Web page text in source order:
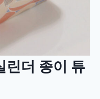
린더 종이 튜